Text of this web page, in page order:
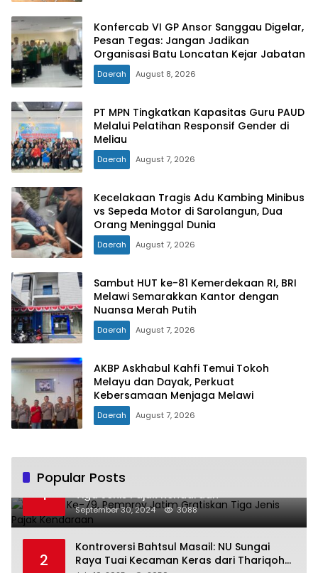
Konfercab VI GP Ansor Sanggau Digelar,
Pesan Tegas: Jangan Jadikan
Organisasi Batu Loncatan Kejar Jabatan
Daerah August 8, 2026
PT MPN Tingkatkan Kapasitas Guru PAUD
Melalui Pelatihan Responsif Gender di
Meliau
Daerah August 7, 2026
Kecelakaan Tragis Adu Kambing Minibus
vs Sepeda Motor di Sarolangun, Dua
Orang Meninggal Dunia
Daerah August 7, 2026
Sambut HUT ke-81 Kemerdekaan RI, BRI
Melawi Semarakkan Kantor dengan
Nuansa Merah Putih
Daerah August 7, 2026
AKBP Askhabul Kahfi Temui Tokoh
Melayu dan Dayak, Perkuat
Kebersamaan Menjaga Melawi
Daerah August 7, 2026
Popular Posts
1
Hari Jadi Ke-79, Pemprov Jatim Gratiskan
Tiga Jenis Pajak Kendaraan
September 30, 2024 3088
2
Kontroversi Bahtsul Masail: NU Sungai
Raya Tuai Kecaman Keras dari Thariqoh